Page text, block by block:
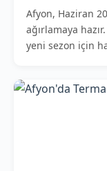
Afyon, Haziran
ağırlamaya
yeni sezon için